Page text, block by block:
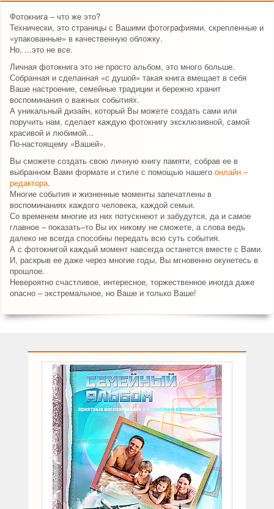
Фотокнига – что же это?
Технически, это страницы с Вашими фотографиями, скрепленные и
«упакованные» в качественную обложку.
Но, ...это не все.
Личная фотокнига это не просто альбом, это много больше.
Собранная и сделанная «с душой» такая книга вмещает в себя
Ваше настроение, семейные традиции и бережно хранит
воспоминания о важных событиях.
А уникальный дизайн, который Вы можете создать сами или
поручить нам, сделает каждую фотокнигу эксклюзивной, самой
красивой и любимой...
По-настоящему «Вашей».
Вы сможете создать свою личную книгу памяти, собрав ее в
выбранном Вами формате и стиле с помощью нашего онлайн –
редактора.
Многие события и жизненные моменты запечатлены в
воспоминаниях каждого человека, каждой семьи.
Со временем многие из них потускнеют и забудутся, да и самое
главное – показать–то Вы их никому не сможете, а слова ведь
далеко не всегда способны передать всю суть события.
А с фотокнигой каждый момент навсегда останется вместе с Вами.
И, раскрыв ее даже через многие годы, Вы мгновенно окунетесь в
прошлое.
Невероятно счастливое, интересное, торжественное иногда даже
опасно – экстремальное, но Ваше и только Ваше!